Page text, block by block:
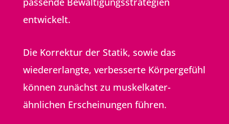
entwickelt.
Die Korrektur der Statik, sowie das
wieder­erlangte, verbesserte Körper­gefühl
können zunächst zu muskel­kater­
ähnlichen Erschei­nungen führen.